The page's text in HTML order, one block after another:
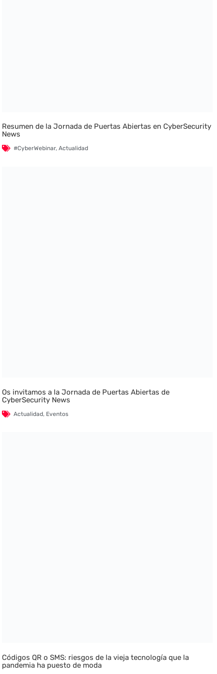
Resumen de la Jornada de Puertas Abiertas en CyberSecurity
News
#CyberWebinar,Actualidad
Os invitamos a la Jornada de Puertas Abiertas de
CyberSecurity News
Actualidad, Eventos
Códigos QR o SMS: riesgos de la vieja tecnología que la
pandemia ha puesto de moda